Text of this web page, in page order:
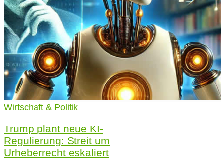
Wirtschaft & Politik
Trump plant neue KI-
Regulierung: Streit um
Urheberrecht eskaliert